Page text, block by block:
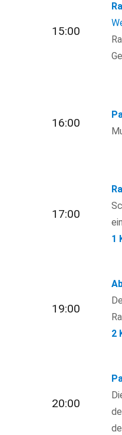
15:00
16:00
17:00
1
19:00
2
20:00